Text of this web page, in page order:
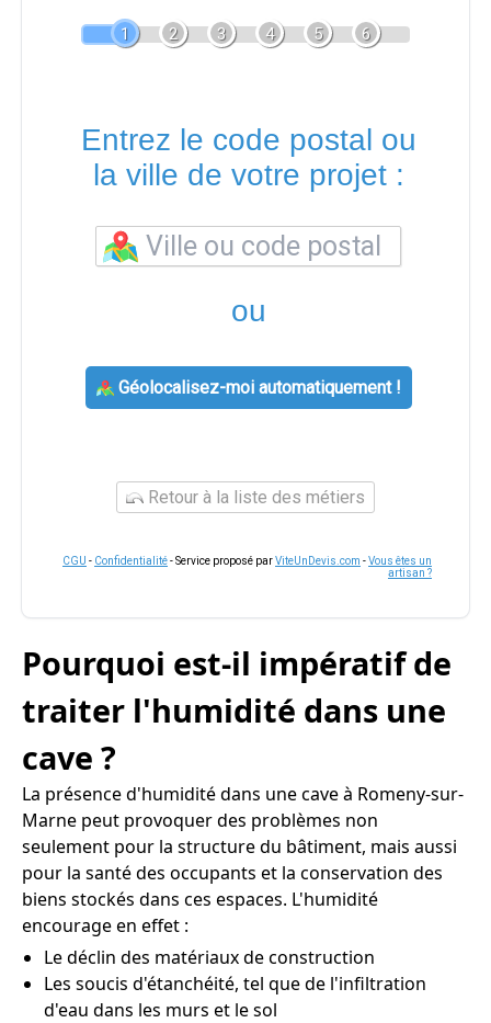
1 2 3 4 5 6
Entrez le code postal ou
la ville de votre projet :
ou
Géolocalisez-moi automatiquement !
Retour à la liste des métiers
CGU - Confidentialité- Service proposé parViteUnDevis.com -Vous êtes un
artisan ?
Pourquoi est-il impératif de
traiter l'humidité dans une
cave ?
La présence d'humidité dans une cave à Romeny-sur-
Marne peut provoquer des problèmes non
seulement pour la structure du bâtiment, mais aussi
pour la santé des occupants et la conservation des
biens stockés dans ces espaces. L'humidité
encourage en effet :
Le déclin des matériaux de construction
Les soucis d'étanchéité, tel que de l'infiltration
d'eau dans les murs et le sol